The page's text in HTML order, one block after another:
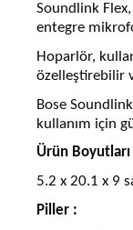
Soundlink
entegre
Hoparlör,
özelleştirebilir
Bose
kullanım için
Ürün Boyutları
‎5.2 x 20.1 x 9
Piller :